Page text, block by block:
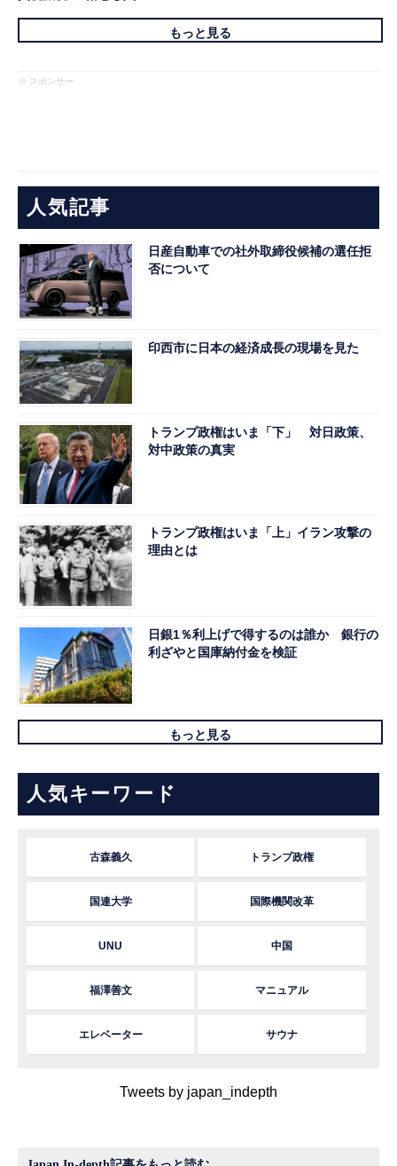
もっと見る
※ スポンサー
人気記事
日産自動車での社外取締役候補の選任拒
否について
印西市に日本の経済成長の現場を見た
トランプ政権はいま「下」 対日政策、
対中政策の真実
トランプ政権はいま「上」イラン攻撃の
理由とは
日銀1％利上げで得するのは誰か 銀行の
利ざやと国庫納付金を検証
もっと見る
人気キーワード
古森義久 トランプ政権
国連大学 国際機関改革
UNU 中国
福澤善文 マニュアル
エレベーター サウナ
Tweets by japan_indepth